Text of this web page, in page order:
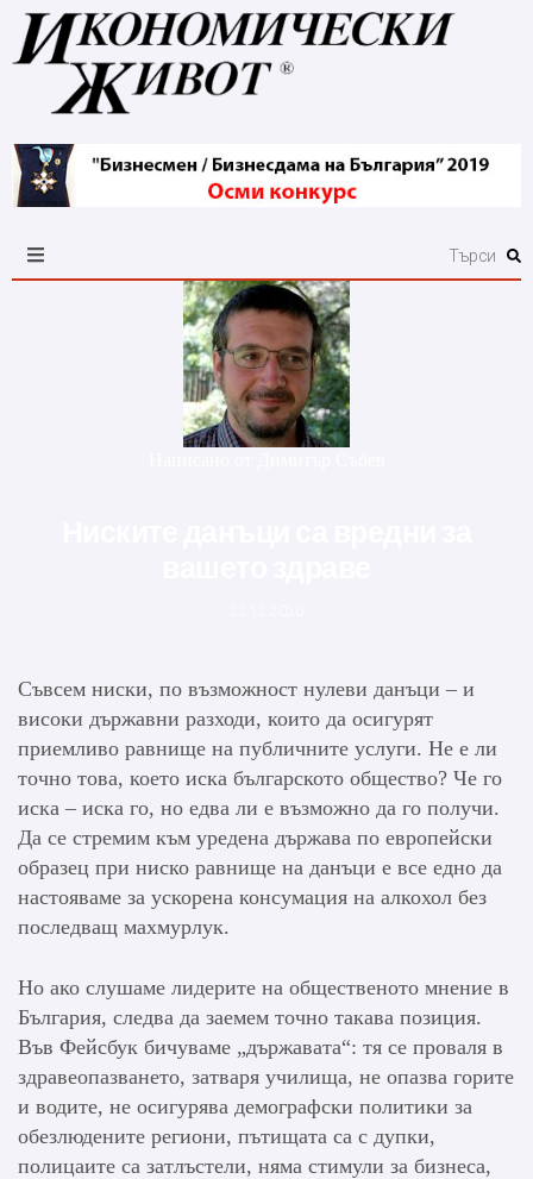
Съвсем ниски, по възможност нулеви данъци – и
високи държавни разходи, които да осигурят
приемливо равнище на публичните услуги. Не е ли
точно това, което иска българското общество? Че го
иска – иска го, но едва ли е възможно да го получи.
Да се стремим към уредена държава по европейски
образец при ниско равнище на данъци е все едно да
настояваме за ускорена консумация на алкохол без
последващ махмурлук.
Но ако слушаме лидерите на общественото мнение в
България, следва да заемем точно такава позиция.
Във Фейсбук бичуваме „държавата“: тя се проваля в
здравеопазването, затваря училища, не опазва горите
и водите, не осигурява демографски политики за
обезлюдените региони, пътищата са с дупки,
полицаите са затлъстели, няма стимули за бизнеса,